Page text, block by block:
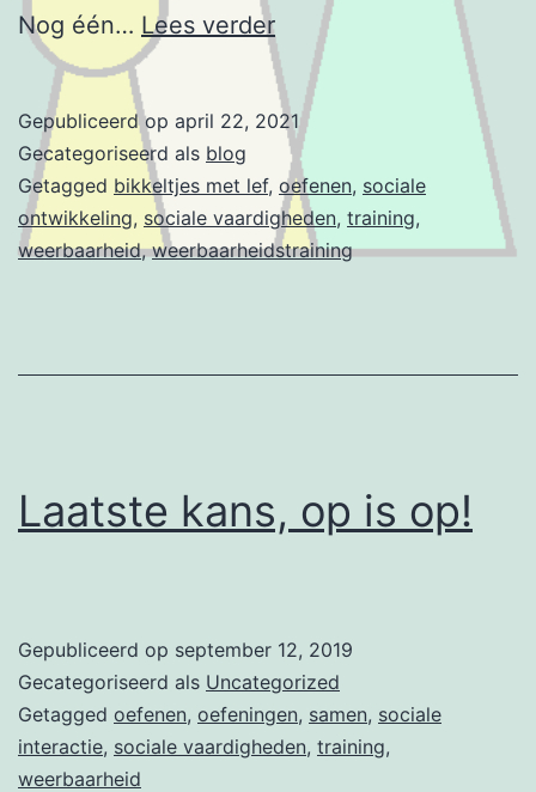
Nog één… Lees verderLaatste
maand
tot
start!
Gepubliceerd op april 22, 2021
Gecategoriseerd als blog
Getagged bikkeltjes met lef, oefenen, sociale
ontwikkeling, sociale vaardigheden, training,
weerbaarheid,weerbaarheidstraining
Laatste kans, op is op!
Gepubliceerd op september 12, 2019
Gecategoriseerd als Uncategorized
Getagged oefenen, oefeningen, samen, sociale
interactie, sociale vaardigheden, training,
weerbaarheid